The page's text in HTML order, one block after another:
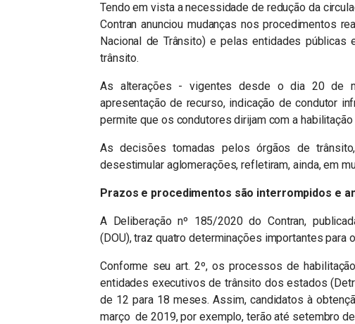
Tendo em vista a necessidade de redução da
Contran anunciou mudanças nos procedimentos
Nacional de Trânsito) e pelas entidades
trânsito.
As alterações - vigentes desde o dia 20 de
apresentação de recurso, indicação de condutor
permite que os condutores dirijam com a habilitação
As decisões tomadas pelos órgãos de
desestimular aglomerações, refletiram, ainda, em
Prazos e procedimentos são interrompidos e
A Deliberação nº 185/2020 do Contran,
(DOU), traz quatro determinações importantes
Conforme seu art. 2º, os processos de
entidades executivos de trânsito dos estados
de 12 para 18 meses. Assim, candidatos à
março de 2019, por exemplo, terão até setembro